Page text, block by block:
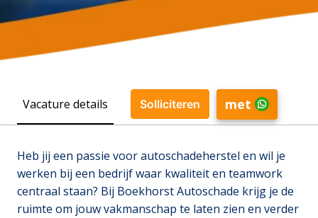
Vacature details Solliciteren met
Heb jij een passie voor autoschadeherstel en wil je
werken bij een bedrijf waar kwaliteit en teamwork
centraal staan? Bij Boekhorst Autoschade krijg je de
ruimte om jouw vakmanschap te laten zien en verder